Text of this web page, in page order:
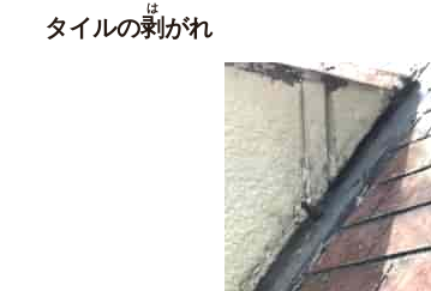
タイルの剥
は
がれ